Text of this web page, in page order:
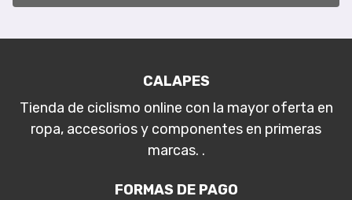
CALAPES
Tienda de ciclismo online con la mayor oferta en
ropa, accesorios y componentes en primeras
marcas. .
FORMAS DE PAGO